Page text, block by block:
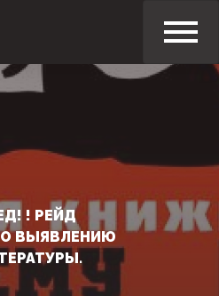
! РЕЙД
ВЫЯВЛЕНИЮ